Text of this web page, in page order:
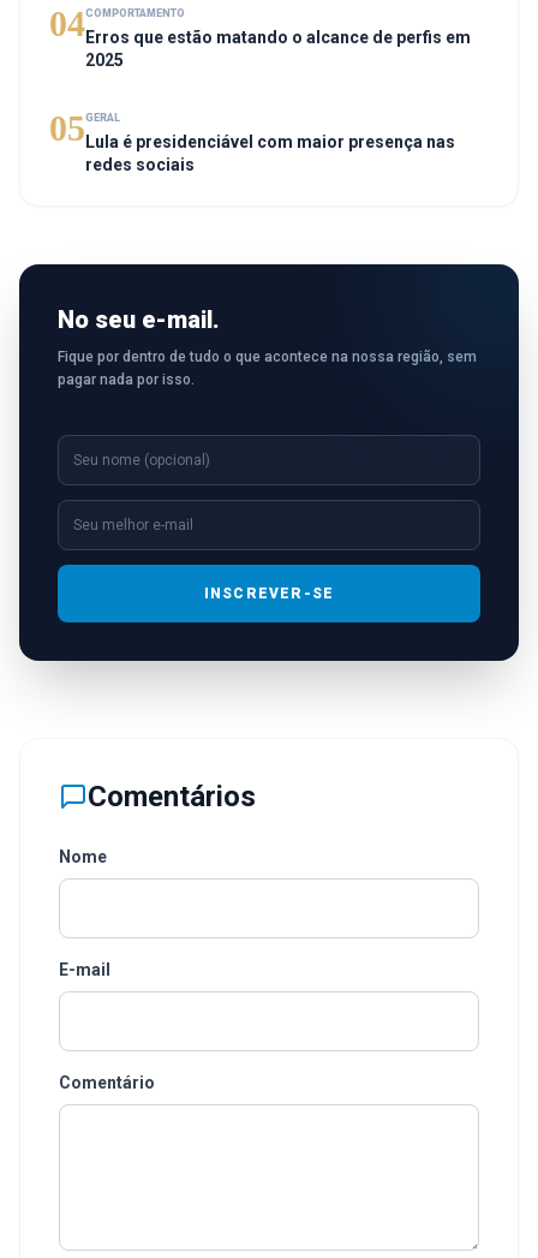
04COMPORTAMENTO
Erros que estão matando o alcance de perfis em
2025
05GERAL
Lula é presidenciável com maior presença nas
redes sociais
No seu e-mail.
Fique por dentro de tudo o que acontece na nossa região, sem
pagar nada por isso.
INSCREVER-SE
Comentários
Nome
E-mail
Comentário